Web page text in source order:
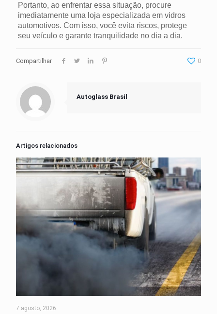
Portanto, ao enfrentar essa situação, procure
imediatamente uma loja especializada em vidros
automotivos. Com isso, você evita riscos, protege
seu veículo e garante tranquilidade no dia a dia.
Compartilhar 0
Autoglass Brasil
Artigos relacionados
7 agosto, 2026